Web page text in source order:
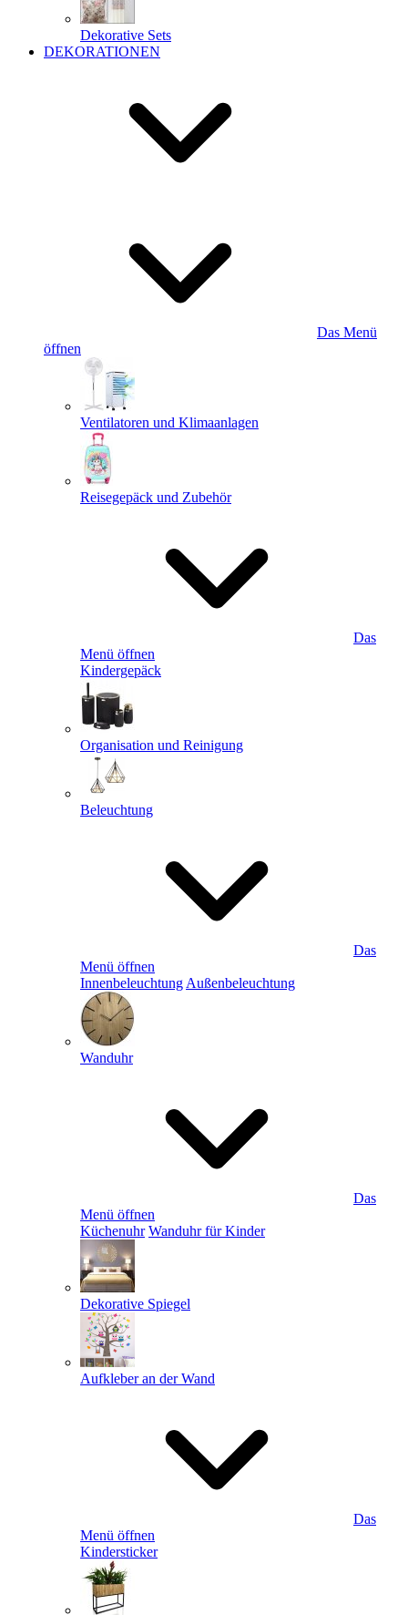
Dekorative Sets
DEKORATIONEN
Das Menü
öffnen
Ventilatoren und Klimaanlagen
Reisegepäck und Zubehör
Das
Menü öffnen
Kindergepäck
Organisation und Reinigung
Beleuchtung
Das
Menü öffnen
Innenbeleuchtung Außenbeleuchtung
Wanduhr
Das
Menü öffnen
Küchenuhr Wanduhr für Kinder
Dekorative Spiegel
Aufkleber an der Wand
Das
Menü öffnen
Kindersticker